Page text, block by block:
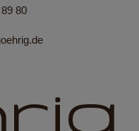
80